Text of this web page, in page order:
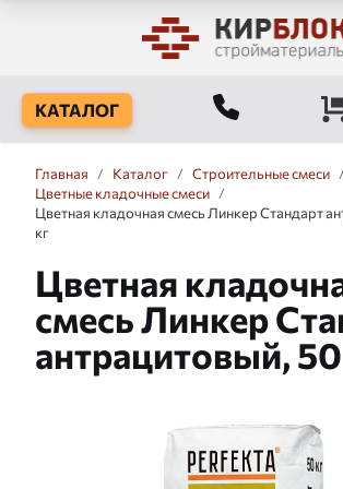
КАТАЛОГ
Главная / Каталог / Строительные смеси /
Цветные кладочные смеси /
Цветная кладочная смесь Линкер Стандарт
кг
Цветная
смесь Линкер
антрацитовый,